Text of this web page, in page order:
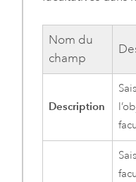
Nom du
champ
Description